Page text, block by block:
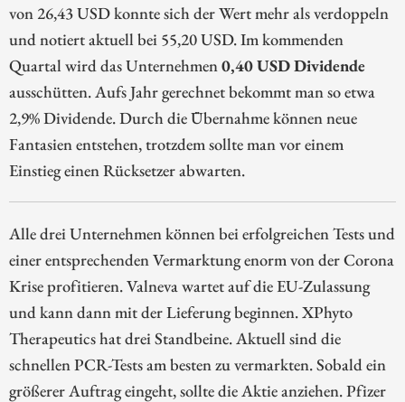
von 26,43 USD konnte sich der Wert mehr als verdoppeln
und notiert aktuell bei 55,20 USD. Im kommenden
Quartal wird das Unternehmen0,40 USD Dividende
ausschütten. Aufs Jahr gerechnet bekommt man so etwa
2,9% Dividende. Durch die Übernahme können neue
Fantasien entstehen, trotzdem sollte man vor einem
Einstieg einen Rücksetzer abwarten.
Alle drei Unternehmen können bei erfolgreichen Tests und
einer entsprechenden Vermarktung enorm von der Corona
Krise profitieren. Valneva wartet auf die EU-Zulassung
und kann dann mit der Lieferung beginnen. XPhyto
Therapeutics hat drei Standbeine. Aktuell sind die
schnellen PCR-Tests am besten zu vermarkten. Sobald ein
größerer Auftrag eingeht, sollte die Aktie anziehen. Pfizer